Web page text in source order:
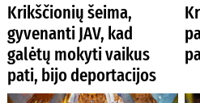
Krikščionių šeima,
gyvenanti JAV, kad
galėtų mokyti vaikus
pati, bijo deportacijos